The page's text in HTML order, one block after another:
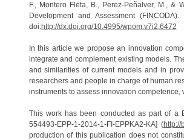
F., Montero Fleta, B., Perez-Peñalver, M., &
Development and Assessment (FINCODA).
doi:http://dx.doi.org/10.4995/wpom.v7i2.6472
In this article we propose an innovation
integrate and complement existing models.
and similarities of current models and in
researchers and people in charge of human
instruments to assess innovation
This work has been conducted as part of a
554493-EPP-1-2014-1-FI-EPPKA2-KA] (
production of this publication does not